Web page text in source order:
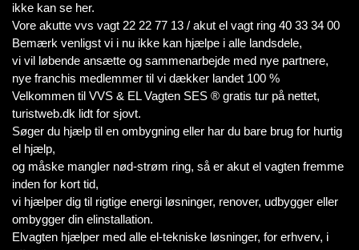
ikke kan se her.
Vore akutte vvs vagt 22 22 77 13 / akut el vagt ring 40 33 34 00
Bemærk venligst vi i nu ikke kan hjælpe i alle landsdele,
vi vil løbende ansætte og sammenarbejde med nye partnere,
nye franchis medlemmer til vi dækker landet 100 %
Velkommen til VVS & EL Vagten SES ® gratis tur på nettet,
turistweb.dk lidt for sjovt.
Søger du hjælp til en ombygning eller har du bare brug for hurtig
el hjælp,
og måske mangler nød-strøm ring, så er akut el vagten fremme
inden for kort tid,
vi hjælper dig til rigtige energi løsninger, renover, udbygger eller
ombygger din elinstallation.
Elvagten hjælper med alle el-tekniske løsninger, for erhverv, i